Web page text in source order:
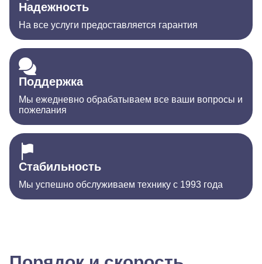
Надежность
На все услуги предоставляется гарантия
Поддержка
Мы ежедневно обрабатываем все ваши вопросы и
пожелания
Стабильность
Мы успешно обслуживаем технику с 1993 года